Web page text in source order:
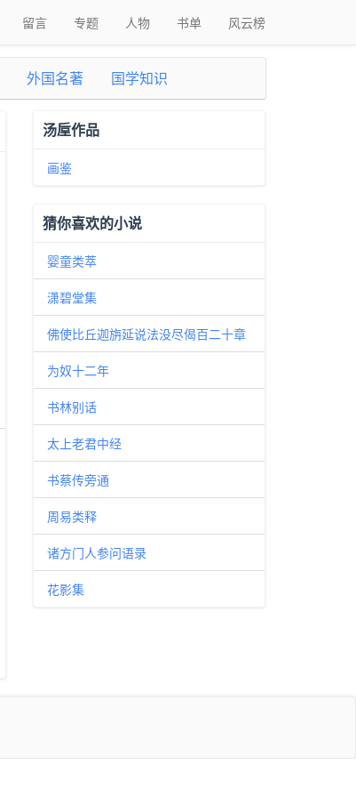
留言 专题 人物 书单 风云榜
外国名著 国学知识
汤垕作品
画鉴
猜你喜欢的小说
婴童类萃
潇碧堂集
佛使比丘迦旃延说法没尽偈百二十章
为奴十二年
书林别话
太上老君中经
书蔡传旁通
周易类释
诸方门人参问语录
花影集